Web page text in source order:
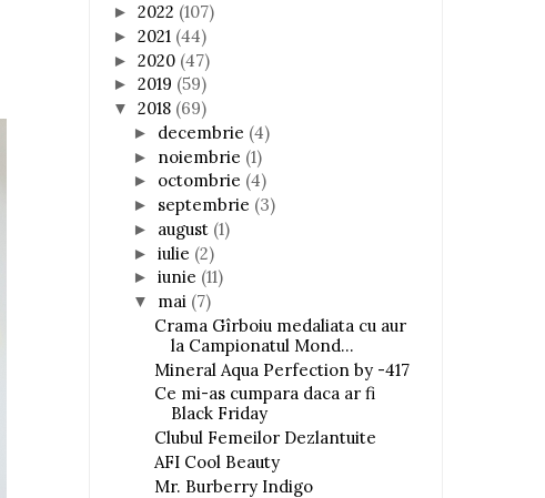
► 2022 (107)
► 2021 (44)
► 2020 (47)
► 2019 (59)
▼ 2018 (69)
► decembrie (4)
► noiembrie (1)
► octombrie (4)
► septembrie (3)
► august (1)
► iulie (2)
► iunie (11)
▼ mai (7)
Crama Gîrboiu medaliata cu aur
la Campionatul Mond...
Mineral Aqua Perfection by -417
Ce mi-as cumpara daca ar fi
Black Friday
Clubul Femeilor Dezlantuite
AFI Cool Beauty
Mr. Burberry Indigo